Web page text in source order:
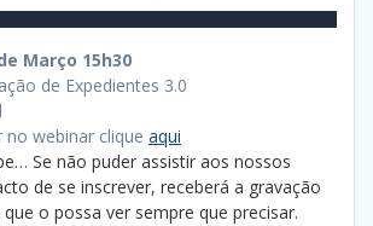
Março 15h30
de Expedientes 3.0
no webinar clique aqui
Se não puder assistir aos nossos
de se inscrever, receberá a gravação
o possa ver sempre que precisar.